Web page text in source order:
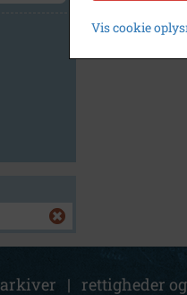
arkiver | rettigheder
Vis cookie